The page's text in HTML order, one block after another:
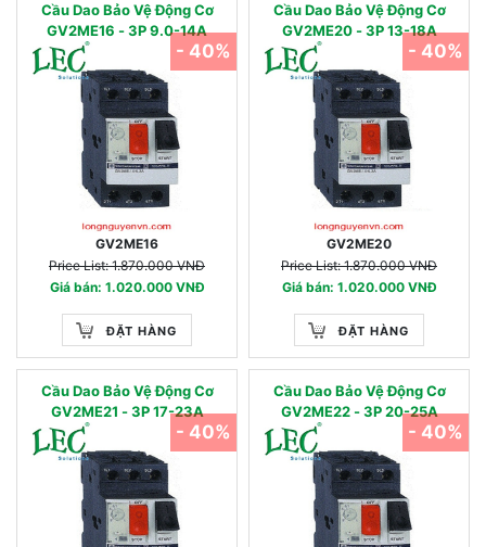
Cầu Dao Bảo Vệ Động Cơ
GV2ME16 - 3P 9.0-14A
GV2ME16
Price List: 1.870.000 VNĐ
Giá bán: 1.020.000 VNĐ
ĐẶT HÀNG
- 40%
Cầu Dao Bảo Vệ Động Cơ
GV2ME20 - 3P 13-18A
GV2ME20
Price List: 1.870.000 VNĐ
Giá bán: 1.020.000 VNĐ
ĐẶT HÀNG
- 40%
Cầu Dao Bảo Vệ Động Cơ
GV2ME21 - 3P 17-23A
- 40%
Cầu Dao Bảo Vệ Động Cơ
GV2ME22 - 3P 20-25A
- 40%